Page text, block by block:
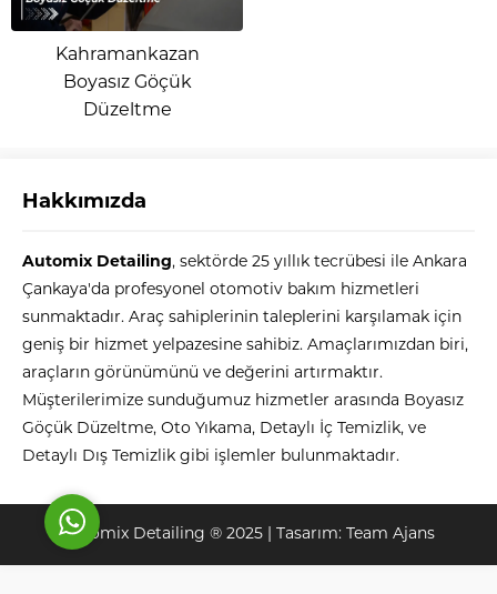
Kahramankazan
Boyasız Göçük
Düzeltme
Hakkımızda
Automix Detailing, sektörde 25 yıllık tecrübesi ile Ankara
Çankaya'da profesyonel otomotiv bakım hizmetleri
sunmaktadır. Araç sahiplerinin taleplerini karşılamak için
geniş bir hizmet yelpazesine sahibiz. Amaçlarımızdan biri,
araçların görünümünü ve değerini artırmaktır.
Müşterilerimize sunduğumuz hizmetler arasında Boyasız
Göçük Düzeltme, Oto Yıkama, Detaylı İç Temizlik, ve
Detaylı Dış Temizlik gibi işlemler bulunmaktadır.
Automix Detailing ® 2025 | Tasarım: Team Ajans
Automix
Cevap Yaz